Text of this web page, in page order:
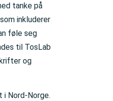
tanke på
inkluderer
føle seg
til TosLab
og
i Nord-Norge.